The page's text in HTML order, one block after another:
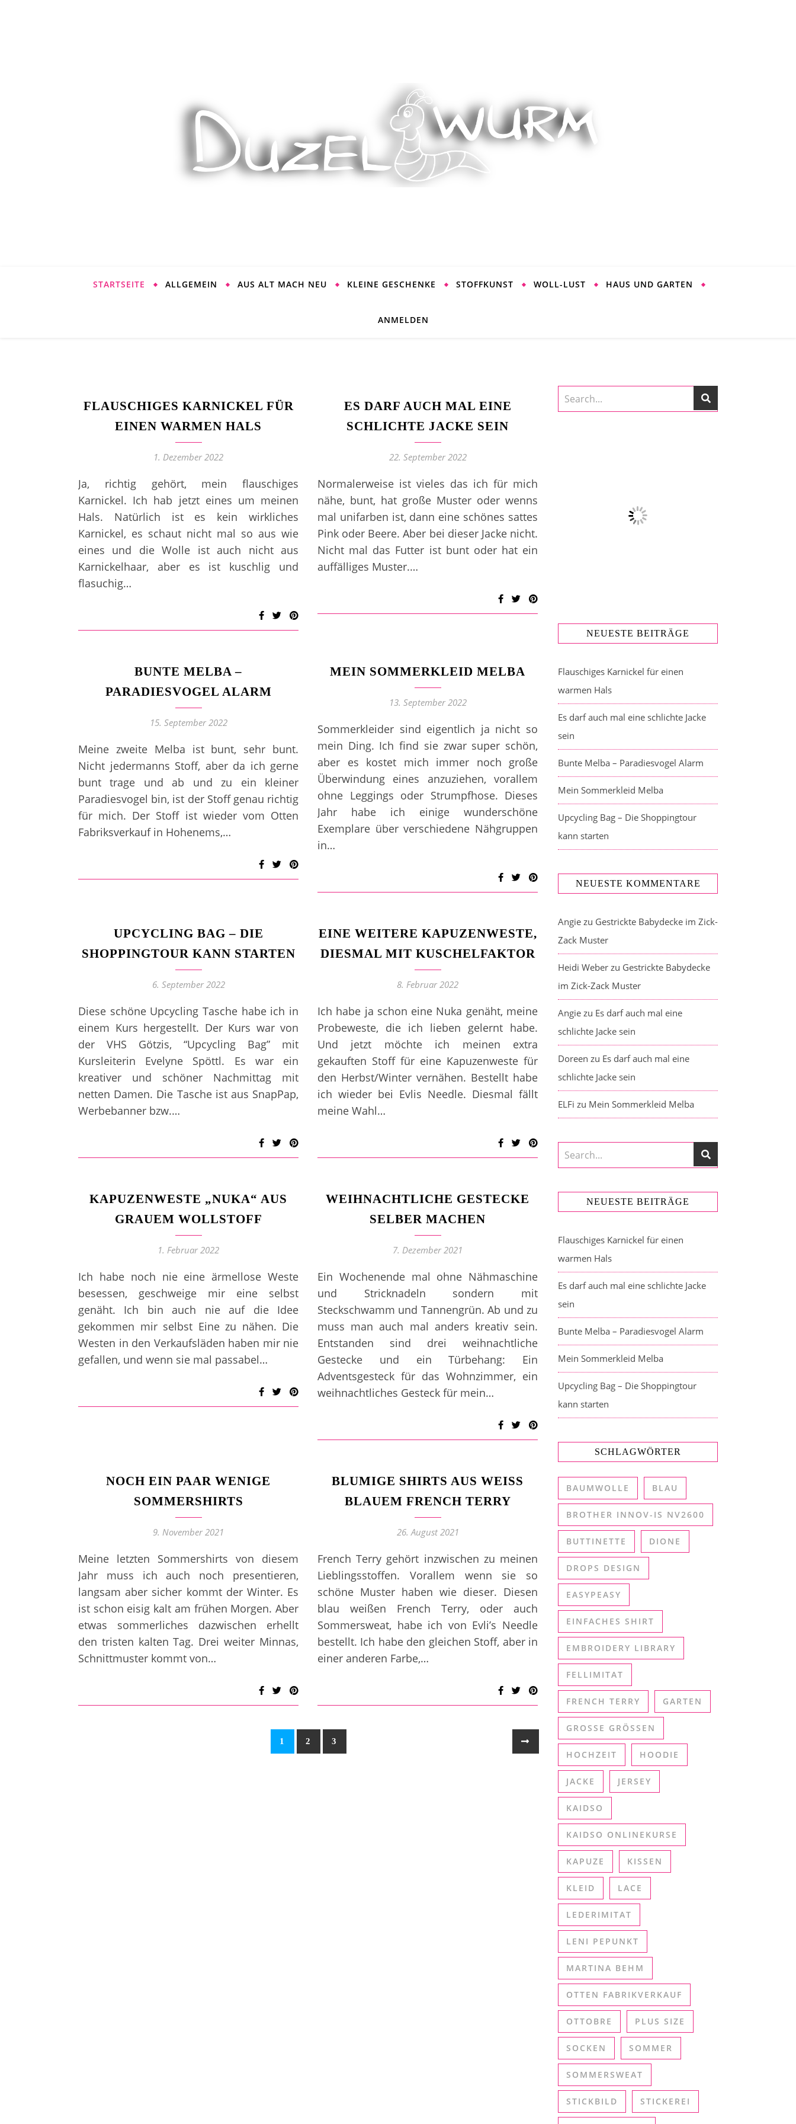
STARTSEITE ALLGEMEIN AUS ALT MACH NEU KLEINE GESCHENKE STOFFKUNST WOLL-LUST HAUS UND GARTEN
ANMELDEN
FLAUSCHIGES KARNICKEL FÜR
EINEN WARMEN HALS
1. Dezember 2022
Ja, richtig gehört, mein flauschiges
Karnickel. Ich hab jetzt eines um meinen
Hals. Natürlich ist es kein wirkliches
Karnickel, es schaut nicht mal so aus wie
eines und die Wolle ist auch nicht aus
Karnickelhaar, aber es ist kuschlig und
flasuchig…
ES DARF AUCH MAL EINE
SCHLICHTE JACKE SEIN
22. September 2022
Normalerweise ist vieles das ich für mich
nähe, bunt, hat große Muster oder wenns
mal unifarben ist, dann eine schönes sattes
Pink oder Beere. Aber bei dieser Jacke nicht.
Nicht mal das Futter ist bunt oder hat ein
auffälliges Muster.…
BUNTE MELBA –
PARADIESVOGEL ALARM
15. September 2022
Meine zweite Melba ist bunt, sehr bunt.
Nicht jedermanns Stoff, aber da ich gerne
bunt trage und ab und zu ein kleiner
Paradiesvogel bin, ist der Stoff genau richtig
für mich. Der Stoff ist wieder vom Otten
Fabriksverkauf in Hohenems,…
MEIN SOMMERKLEID MELBA
13. September 2022
Sommerkleider sind eigentlich ja nicht so
mein Ding. Ich find sie zwar super schön,
aber es kostet mich immer noch große
Überwindung eines anzuziehen, vorallem
ohne Leggings oder Strumpfhose. Dieses
Jahr habe ich einige wunderschöne
Exemplare über verschiedene Nähgruppen
in…
UPCYCLING BAG – DIE
SHOPPINGTOUR KANN STARTEN
6. September 2022
Diese schöne Upcycling Tasche habe ich in
einem Kurs hergestellt. Der Kurs war von
der VHS Götzis, “Upcycling Bag” mit
Kursleiterin Evelyne Spöttl. Es war ein
kreativer und schöner Nachmittag mit
netten Damen. Die Tasche ist aus SnapPap,
Werbebanner bzw.…
EINE WEITERE KAPUZENWESTE,
DIESMAL MIT KUSCHELFAKTOR
8. Februar 2022
Ich habe ja schon eine Nuka genäht, meine
Probeweste, die ich lieben gelernt habe.
Und jetzt möchte ich meinen extra
gekauften Stoff für eine Kapuzenweste für
den Herbst/Winter vernähen. Bestellt habe
ich wieder bei Evlis Needle. Diesmal fällt
meine Wahl…
KAPUZENWESTE „NUKA“ AUS
GRAUEM WOLLSTOFF
1. Februar 2022
Ich habe noch nie eine ärmellose Weste
besessen, geschweige mir eine selbst
genäht. Ich bin auch nie auf die Idee
gekommen mir selbst Eine zu nähen. Die
Westen in den Verkaufsläden haben mir nie
gefallen, und wenn sie mal passabel…
WEIHNACHTLICHE GESTECKE
SELBER MACHEN
7. Dezember 2021
Ein Wochenende mal ohne Nähmaschine
und Stricknadeln sondern mit
Steckschwamm und Tannengrün. Ab und zu
muss man auch mal anders kreativ sein.
Entstanden sind drei weihnachtliche
Gestecke und ein Türbehang: Ein
Adventsgesteck für das Wohnzimmer, ein
weihnachtliches Gesteck für mein…
NOCH EIN PAAR WENIGE
SOMMERSHIRTS
9. November 2021
Meine letzten Sommershirts von diesem
Jahr muss ich auch noch presentieren,
langsam aber sicher kommt der Winter. Es
ist schon eisig kalt am frühen Morgen. Aber
etwas sommerliches dazwischen erhellt
den tristen kalten Tag. Drei weiter Minnas,
Schnittmuster kommt von…
BLUMIGE SHIRTS AUS WEISS B
LAUEM FRENCH TERRY
26. August 2021
French Terry gehört inzwischen zu meinen
Lieblingsstoffen. Vorallem wenn sie so
schöne Muster haben wie dieser. Diesen
blau weißen French Terry, oder auch
Sommersweat, habe ich von Evli’s Needle
bestellt. Ich habe den gleichen Stoff, aber in
einer anderen Farbe,…
1 2 3
NEUESTE BEITRÄGE
Flauschiges Karnickel für einen
warmen Hals
Es darf auch mal eine schlichte Jacke
sein
Bunte Melba – Paradiesvogel Alarm
Mein Sommerkleid Melba
Upcycling Bag – Die Shoppingtour
kann starten
NEUESTE KOMMENTARE
Angie zu Gestrickte Babydecke im Zick-
Zack Muster
Heidi Weber zu Gestrickte Babydecke
im Zick-Zack Muster
Angie zu Es darf auch mal eine
schlichte Jacke sein
Doreen zu Es darf auch mal eine
schlichte Jacke sein
ELFi zu Mein Sommerkleid Melba
NEUESTE BEITRÄGE
Flauschiges Karnickel für einen
warmen Hals
Es darf auch mal eine schlichte Jacke
sein
Bunte Melba – Paradiesvogel Alarm
Mein Sommerkleid Melba
Upcycling Bag – Die Shoppingtour
kann starten
SCHLAGWÖRTER
BAUMWOLLE BLAU
BROTHER INNOV-IS NV2600
BUTTINETTE DIONE
DROPS DESIGN
EASYPEASY
EINFACHES SHIRT
EMBROIDERY LIBRARY
FELLIMITAT
FRENCH TERRY GARTEN
GROSSE GRÖSSEN
HOCHZEIT HOODIE
JACKE JERSEY
KAIDSO
KAIDSO ONLINEKURSE
KAPUZE KISSEN
KLEID LACE
LEDERIMITAT
LENI PEPUNKT
MARTINA BEHM
OTTEN FABRIKVERKAUF
OTTOBRE PLUS SIZE
SOCKEN SOMMER
SOMMERSWEAT
STICKBILD STICKEREI